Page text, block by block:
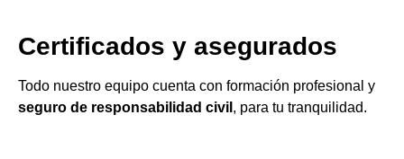
Certificados y asegurados
Todo nuestro equipo cuenta con formación profesional y
seguro de responsabilidad civil , para tu tranquilidad.